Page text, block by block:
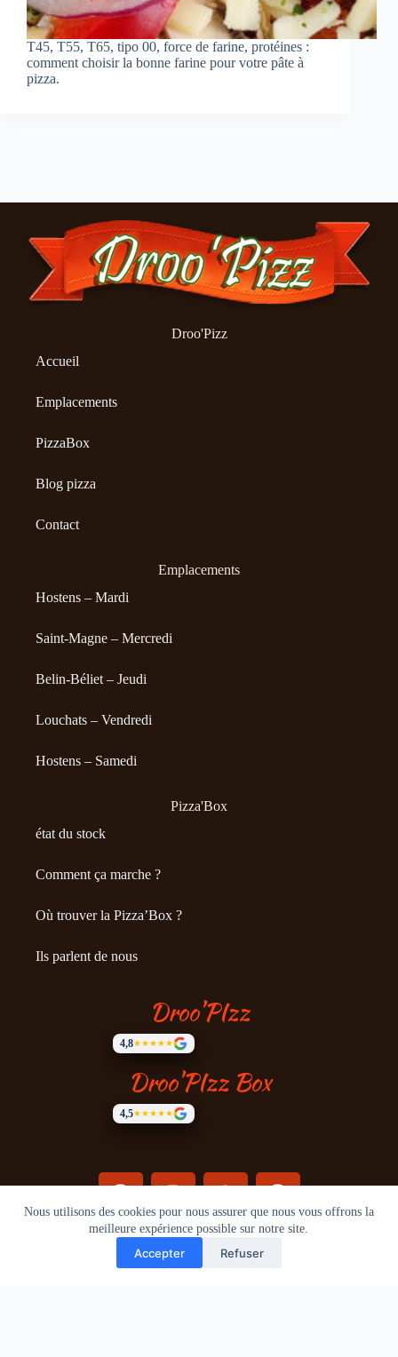
Nous utilisons des cookies pour nous assurer que nous vous offrons la
meilleure expérience possible sur notre site.
Accepter Refuser
T45, T55, T65, tipo 00, force de farine, protéines :
comment choisir la bonne farine pour votre pâte à
pizza.
Droo'Pizz
Accueil
Emplacements
PizzaBox
Blog pizza
Contact
Emplacements
Hostens – Mardi
Saint-Magne – Mercredi
Belin-Béliet – Jeudi
Louchats – Vendredi
Hostens – Samedi
Pizza'Box
état du stock
Comment ça marche ?
Où trouver la Pizza’Box ?
Ils parlent de nous
Droo'PIzz
4,8★★★★★
Droo'PIzz Box
4,5★★★★★
Droo'Pizz - Tous droits réservés.
Mentions légales
A propos